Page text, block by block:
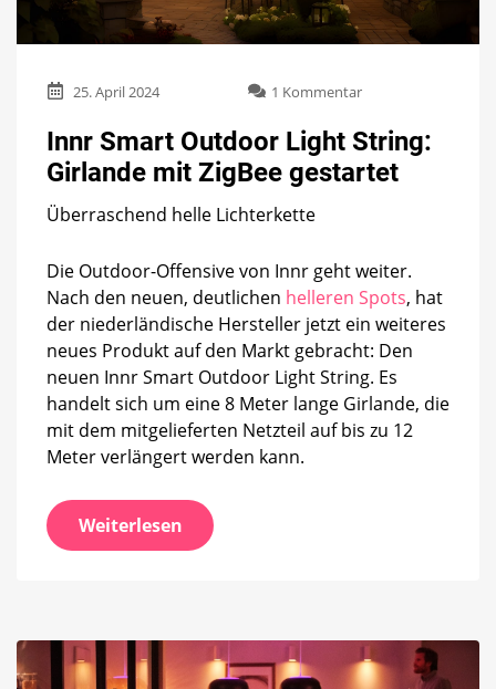
25. April 2024 1 Kommentarzu
Smart
Outdoor
Light
gestartet
Innr Smart Outdoor Light String:
Girlande mit ZigBee gestartet
Überraschend helle Lichterkette
Die Outdoor-Offensive von Innr geht weiter.
Nach den neuen, deutlichen helleren Spots, hat
der niederländische Hersteller jetzt ein weiteres
neues Produkt auf den Markt gebracht: Den
neuen Innr Smart Outdoor Light String. Es
handelt sich um eine 8 Meter lange Girlande, die
mit dem mitgelieferten Netzteil auf bis zu 12
Meter verlängert werden kann.
Weiterlesen